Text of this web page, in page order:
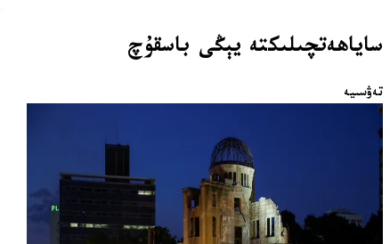
ساياھەتچىلىكتە يېڭى باسقۇچ
تەۋسىيە